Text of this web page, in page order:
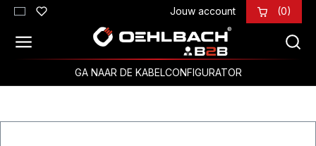
Ga naar de hoofdinhoud Jouw account (0)
GA NAAR DE KABELCONFIGURATOR